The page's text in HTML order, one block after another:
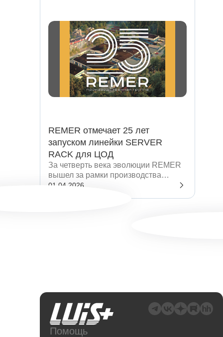
REMER отмечает 25 лет
запуском линейки SERVER
RACK для ЦОД
За четверть века эволюции REMER
вышел за рамки производства
комплектующих и выстроили
01.04.2026
Помощь